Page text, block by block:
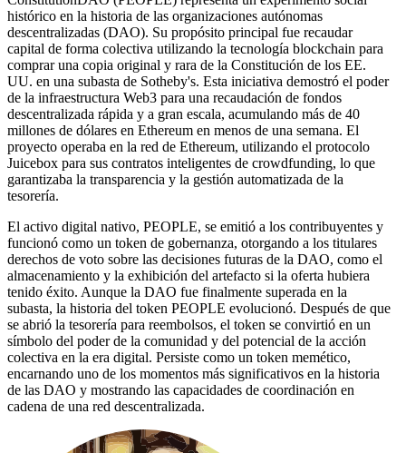
histórico en la historia de las organizaciones autónomas
descentralizadas (DAO). Su propósito principal fue recaudar
capital de forma colectiva utilizando la tecnología blockchain para
comprar una copia original y rara de la Constitución de los EE.
UU. en una subasta de Sotheby's. Esta iniciativa demostró el poder
de la infraestructura Web3 para una recaudación de fondos
descentralizada rápida y a gran escala, acumulando más de 40
millones de dólares en Ethereum en menos de una semana. El
proyecto operaba en la red de Ethereum, utilizando el protocolo
Juicebox para sus contratos inteligentes de crowdfunding, lo que
garantizaba la transparencia y la gestión automatizada de la
tesorería.
El activo digital nativo, PEOPLE, se emitió a los contribuyentes y
funcionó como un token de gobernanza, otorgando a los titulares
derechos de voto sobre las decisiones futuras de la DAO, como el
almacenamiento y la exhibición del artefacto si la oferta hubiera
tenido éxito. Aunque la DAO fue finalmente superada en la
subasta, la historia del token PEOPLE evolucionó. Después de que
se abrió la tesorería para reembolsos, el token se convirtió en un
símbolo del poder de la comunidad y del potencial de la acción
colectiva en la era digital. Persiste como un token memético,
encarnando uno de los momentos más significativos en la historia
de las DAO y mostrando las capacidades de coordinación en
cadena de una red descentralizada.